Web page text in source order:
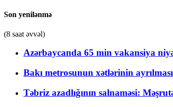
Son yenilənmə
(8 saat əvvəl)
Azərbaycanda 65 min vakansiya
Bakı metrosunun xətlərinin
Təbriz azadlığının salnaməsi: